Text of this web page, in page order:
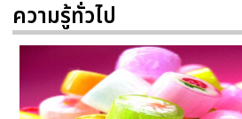
ความรู้ทั่วไป